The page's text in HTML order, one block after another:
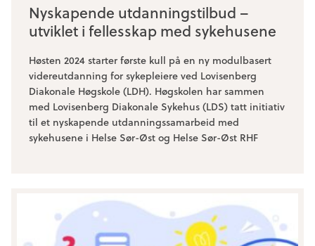
Nyskapende utdanningstilbud –
utviklet i fellesskap med sykehusene
Høsten 2024 starter første kull på en ny modulbasert
videreutdanning for sykepleiere ved Lovisenberg
Diakonale Høgskole (LDH). Høgskolen har sammen
med Lovisenberg Diakonale Sykehus (LDS) tatt initiativ
til et nyskapende utdanningssamarbeid med
sykehusene i Helse Sør-Øst og Helse Sør-Øst RHF